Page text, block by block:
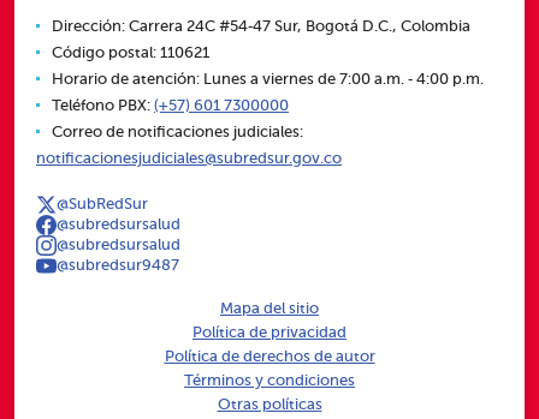
Dirección: Carrera 24C #54‑47 Sur, Bogotá D.C., Colombia
Código postal: 110621
Horario de atención: Lunes a viernes de 7:00 a.m. ‑ 4:00 p.m.
Teléfono PBX: (+57) 601 7300000
Correo de notificaciones judiciales:
notificacionesjudiciales@subredsur.gov.co
@SubRedSur
@subredsursalud
@subredsursalud
@subredsur9487
Mapa del sitio
Política de privacidad
Política de derechos de autor
Términos y condiciones
Otras políticas